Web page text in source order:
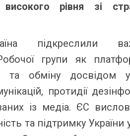
рівня зі
підкреслили
групи як
та обміну досвідом
протидії
із медіа. ЄС
та підтримку України